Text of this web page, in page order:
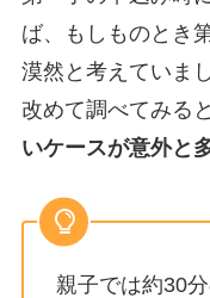
ば、もしものとき
漠然と考えていま
改めて調べてみると
いケースが意外と
親子では約30